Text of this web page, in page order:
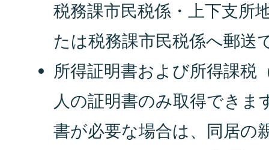
税務課市民税係・上下支所
たは税務課市民税係へ郵送
所得証明書および所得課税
人の証明書のみ取得できま
書が必要な場合は、同居の